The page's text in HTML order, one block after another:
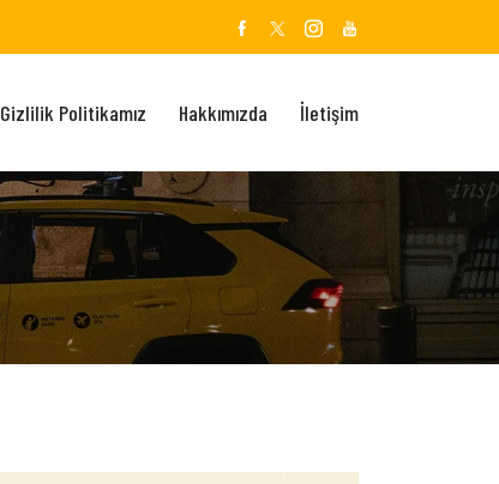
Gizlilik Politikamız Hakkımızda İletişim